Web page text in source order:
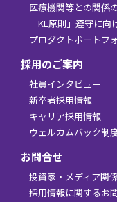
医療機関等との関係
「KL原則」遵守に
プロダクトポートフ
採用のご案内
社員インタビュー
新卒者採用情報
キャリア採用情報
ウェルカムバック制
お問合せ
投資家・メディア関
採用情報に関するお